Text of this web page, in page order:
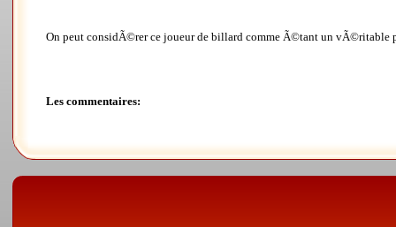
On peut considÃ©rer ce joueur de billard comme Ã©tant un vÃ©ritable
Les commentaires: